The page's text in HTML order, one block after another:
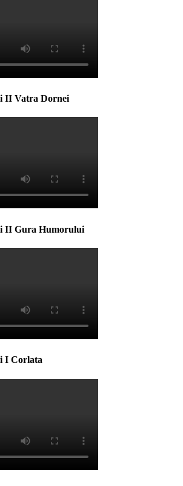
II Vatra Dornei
II Gura Humorului
I Corlata